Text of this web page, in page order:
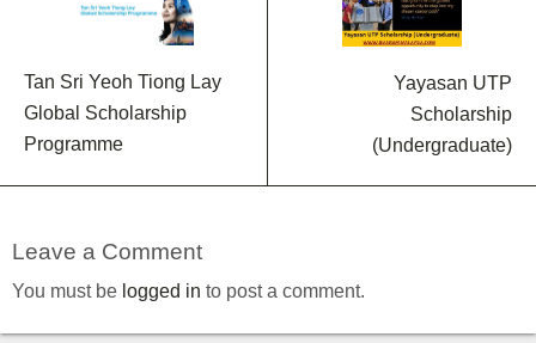
Tan Sri Yeoh Tiong Lay
Global Scholarship
Programme
Yayasan UTP
Scholarship
(Undergraduate)
Leave a Comment
You must be logged in to post a comment.